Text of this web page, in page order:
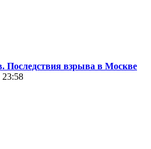
Последствия взрыва в Москве